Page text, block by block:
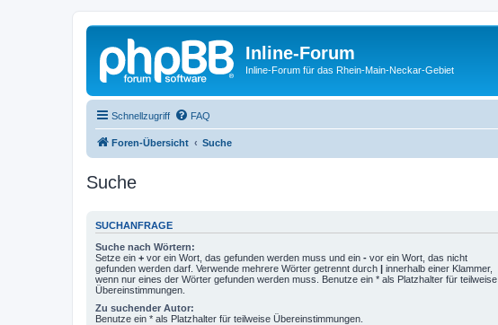
Inline-Forum
Inline-Forum für das Rhein-Main-Neckar-Gebiet
Schnellzugriff FAQ
Foren-Übersicht Suche
Suche
SUCHANFRAGE
Suche nach Wörtern:
Setze ein + vor ein Wort, das gefunden werden muss und ein - vor ein Wort, das nicht
gefunden werden darf. Verwende mehrere Wörter getrennt durch | innerhalb einer Klammer,
wenn nur eines der Wörter gefunden werden muss. Benutze ein * als Platzhalter für teilweise
Übereinstimmungen.
Zu suchender Autor:
Benutze ein * als Platzhalter für teilweise Übereinstimmungen.